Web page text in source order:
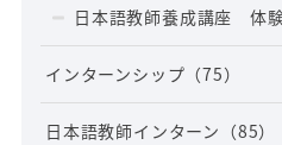
日本語教師養成講座 体
インターンシップ （75）
日本語教師インターン （85）